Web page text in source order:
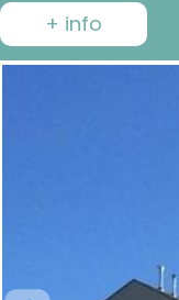
+ info